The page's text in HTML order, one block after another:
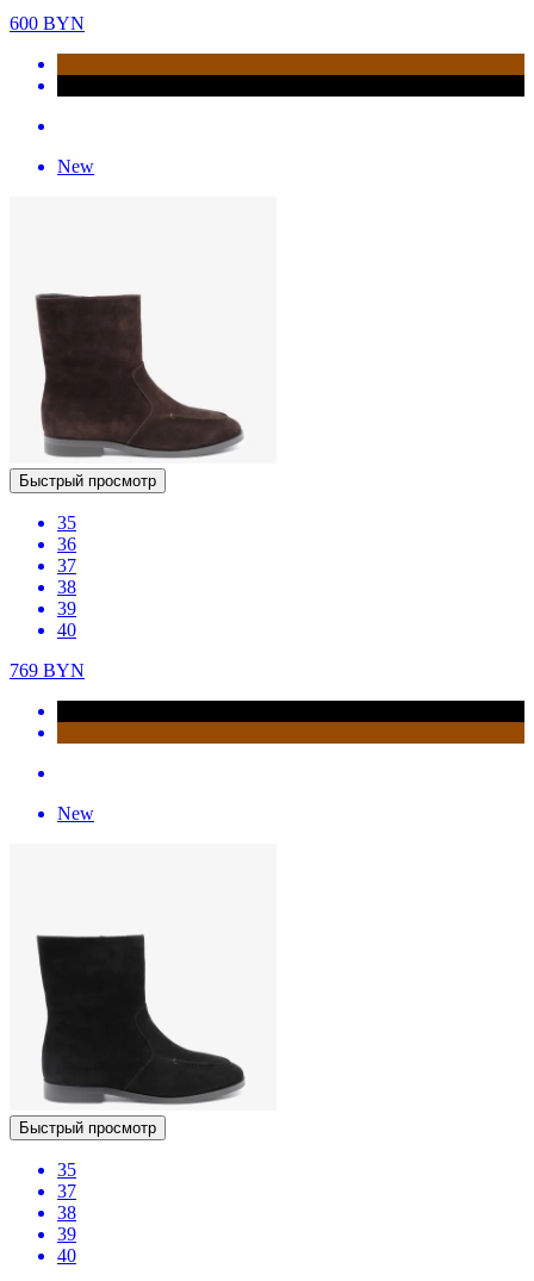
600 BYN
New
Быстрый просмотр
35
36
37
38
39
40
769 BYN
New
Быстрый просмотр
35
37
38
39
40